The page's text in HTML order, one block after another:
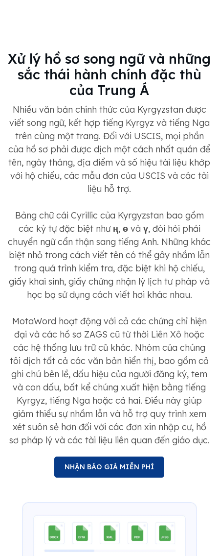
Xử lý hồ sơ song ngữ và những
sắc thái hành chính đặc thù
của Trung Á
Nhiều văn bản chính thức của Kyrgyzstan được
viết song ngữ, kết hợp tiếng Kyrgyz và tiếng Nga
trên cùng một trang. Đối với USCIS, mọi phần
của hồ sơ phải được dịch một cách nhất quán để
tên, ngày tháng, địa điểm và số hiệu tài liệu khớp
với hộ chiếu, các mẫu đơn của USCIS và các tài
liệu hỗ trợ.
Bảng chữ cái Cyrillic của Kyrgyzstan bao gồm
các ký tự đặc biệt như ң, өvà ү, đòi hỏi phải
chuyển ngữ cẩn thận sang tiếng Anh. Những khác
biệt nhỏ trong cách viết tên có thể gây nhầm lẫn
trong quá trình kiểm tra, đặc biệt khi hộ chiếu,
giấy khai sinh, giấy chứng nhận lý lịch tư pháp và
học bạ sử dụng cách viết hơi khác nhau.
MotaWord hoạt động với cả các chứng chỉ hiện
đại và các hồ sơ ZAGS cũ từ thời Liên Xô hoặc
các hệ thống lưu trữ cũ khác. Nhóm của chúng
tôi dịch tất cả các văn bản hiển thị, bao gồm cả
ghi chú bên lề, dấu hiệu của người đăng ký, tem
và con dấu, bất kể chúng xuất hiện bằng tiếng
Kyrgyz, tiếng Nga hoặc cả hai. Điều này giúp
giảm thiểu sự nhầm lẫn và hỗ trợ quy trình xem
xét suôn sẻ hơn đối với các đơn xin nhập cư, hồ
sơ pháp lý và các tài liệu liên quan đến giáo dục.
NHẬN BÁO GIÁ MIỄN PHÍ